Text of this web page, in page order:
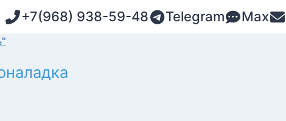
+7(968) 938-59-48 Telegram Max